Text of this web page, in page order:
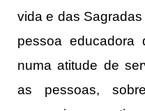
vida e das
pessoa educadora
numa atitude de
as pessoas,